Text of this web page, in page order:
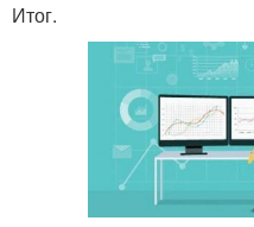
Итог.